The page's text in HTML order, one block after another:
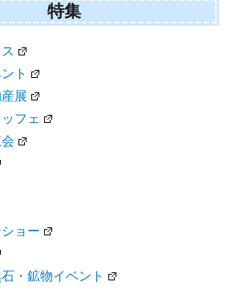
特集
ト
展
フェ
ョー
・鉱物イベント